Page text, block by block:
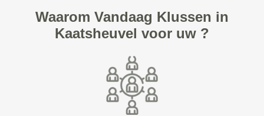
Waarom Vandaag Klussen in
Kaatsheuvel voor uw ?